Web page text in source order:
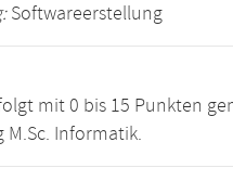
Softwareerstellung
mit 0 bis 15 Punkten
Informatik.